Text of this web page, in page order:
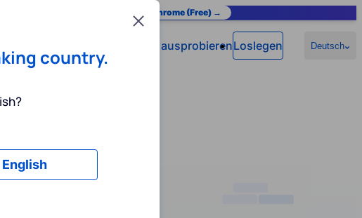
Add to Chrome (Free) →
Jetzt ausprobierenLoslegen Deutsch
Close
country.